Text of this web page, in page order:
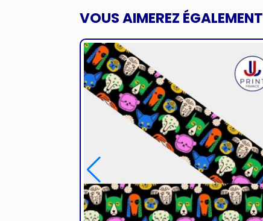
VOUS AIMEREZ ÉGALEMENT